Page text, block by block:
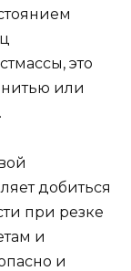
это
или
добиться
при резке
и
и